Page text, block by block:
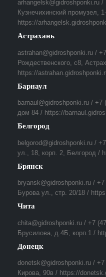
arhangelsk@gidroshponki.ru /
Кузнечихинский промузел,
https://
Астрахань
astrahan@gidroshponki.ru /
Рождественского, с8,
https://
Барнаул
barnaul@gidroshponki.ru / +7
дом 84 / https://
Белгород
belgorod@gidroshponki.ru /
ул., 18, корп. 2, Белгород /
Брянск
bryansk@gidroshponki.ru /
Бурова ул., стр. 20/18 /
Чита
chita@gidroshponki.ru / +7
Брусилова, д.4Б, корп.1 /
Донецк
donetsk@gidroshponki.ru / +7
Кирова, 90в / https://